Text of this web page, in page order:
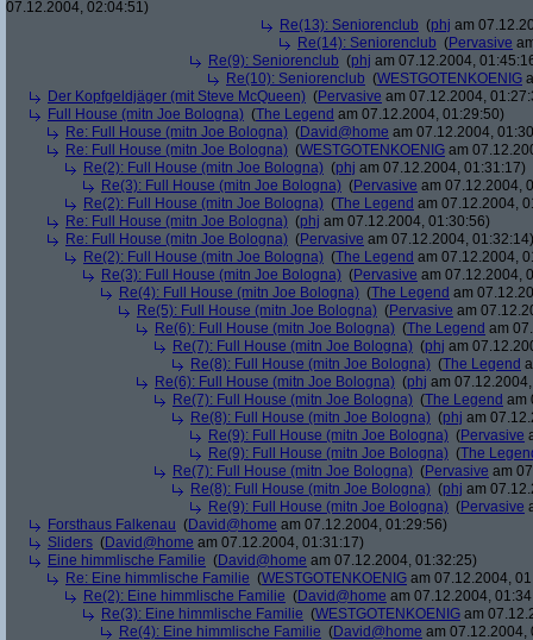
07.12.2004, 02:04:51)
Re(13): Seniorenclub (phj am
Re(14): Seniorenclub (Pervasive
Re(9): Seniorenclub (phj am 07.12.2004,
Re(10): Seniorenclub (WESTGOTENKOENIG
Der Kopfgeldjäger (mit Steve McQueen) (Pervasive am 07.12.2004,
Full House (mitn Joe Bologna) (The Legend am 07.12.2004, 01:29:50)
Re: Full House (mitn Joe Bologna) (David@home am 07.12.2004,
Re: Full House (mitn Joe Bologna) (WESTGOTENKOENIG am
Re(2): Full House (mitn Joe Bologna) (phj am 07.12.2004, 01:31:17)
Re(3): Full House (mitn Joe Bologna) (Pervasive am 07.12.2004,
Re(2): Full House (mitn Joe Bologna) (The Legend am 07.12.2004,
Re: Full House (mitn Joe Bologna) (phj am 07.12.2004, 01:30:56)
Re: Full House (mitn Joe Bologna) (Pervasive am 07.12.2004, 01:32:14)
Re(2): Full House (mitn Joe Bologna) (The Legend am 07.12.2004,
Re(3): Full House (mitn Joe Bologna) (Pervasive am 07.12.2004,
Re(4): Full House (mitn Joe Bologna) (The Legend am
Re(5): Full House (mitn Joe Bologna) (Pervasive am
Re(6): Full House (mitn Joe Bologna) (The Legend am
Re(7): Full House (mitn Joe Bologna) (phj am
Re(8): Full House (mitn Joe Bologna) (The Legend
Re(6): Full House (mitn Joe Bologna) (phj am
Re(7): Full House (mitn Joe Bologna) (The Legend am
Re(8): Full House (mitn Joe Bologna) (phj am
Re(9): Full House (mitn Joe Bologna) (Pervasive
Re(9): Full House (mitn Joe Bologna) (The
Re(7): Full House (mitn Joe Bologna) (Pervasive am
Re(8): Full House (mitn Joe Bologna) (phj am
Re(9): Full House (mitn Joe Bologna) (Pervasive
Forsthaus Falkenau (David@home am 07.12.2004, 01:29:56)
Sliders (David@home am 07.12.2004, 01:31:17)
Eine himmlische Familie (David@home am 07.12.2004, 01:32:25)
Re: Eine himmlische Familie (WESTGOTENKOENIG am 07.12.2004,
Re(2): Eine himmlische Familie (David@home am 07.12.2004,
Re(3): Eine himmlische Familie (WESTGOTENKOENIG am
Re(4): Eine himmlische Familie (David@home am 07.12.2004,